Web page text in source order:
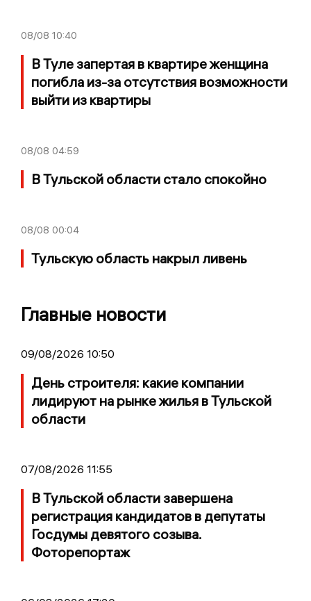
08/08 10:40
В Туле запертая в квартире женщина
погибла из-за отсутствия возможности
выйти из квартиры
08/08 04:59
В Тульской области стало спокойно
08/08 00:04
Тульскую область накрыл ливень
Главные новости
09/08/2026 10:50
День строителя: какие компании
лидируют на рынке жилья в Тульской
области
07/08/2026 11:55
В Тульской области завершена
регистрация кандидатов в депутаты
Госдумы девятого созыва.
Фоторепортаж